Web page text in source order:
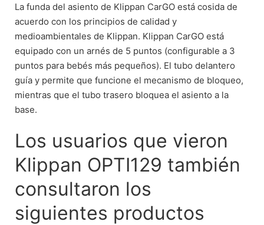
La funda del asiento de Klippan CarGO está cosida de
acuerdo con los principios de calidad y
medioambientales de Klippan. Klippan CarGO está
equipado con un arnés de 5 puntos (configurable a 3
puntos para bebés más pequeños). El tubo delantero
guía y permite que funcione el mecanismo de bloqueo,
mientras que el tubo trasero bloquea el asiento a la
base.
Los usuarios que vieron
Klippan OPTI129 también
consultaron los
siguientes productos